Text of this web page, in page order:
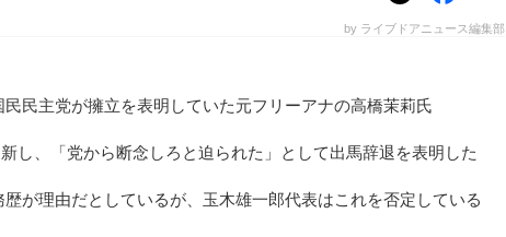
by ライブドアニュース編集部
民民主党が擁立を表明していた元フリーアナの高橋茉莉氏
し、「党から断念しろと迫られた」として出馬辞退を表明した
歴が理由だとしているが、玉木雄一郎代表はこれを否定している